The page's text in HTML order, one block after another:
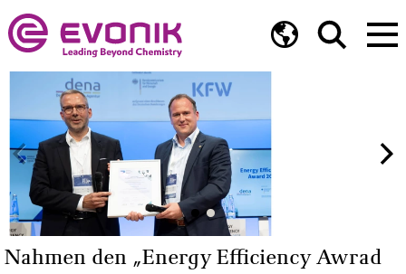
Nahmen den „Energy Efficiency Awrad